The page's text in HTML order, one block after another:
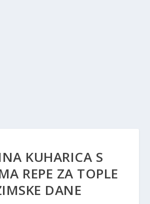
KUHARICA S
REPE ZA TOPLE
DANE